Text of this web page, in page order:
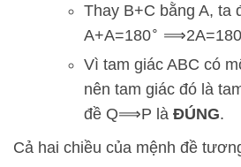
Thay B+C bằng A, ta
A+A=180∘ ⟹2A=180
Vì tam giác ABC có
nên tam giác đó là
đề Q⟹P là ĐÚNG.
Cả hai chiều của mệnh đề